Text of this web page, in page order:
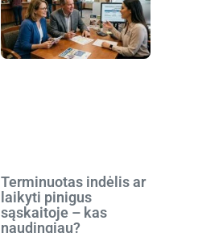
Terminuotas indėlis ar
laikyti pinigus
sąskaitoje – kas
naudingiau?